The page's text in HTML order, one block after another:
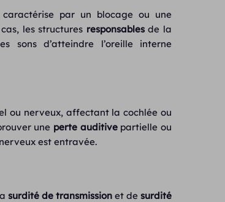
par un blocage ou une
les structures responsablesde la
sons d’atteindre l’oreille interne
ou nerveux, affectant la cochlée ou
une perte auditivepartielle ou
est entravée.
surdité de transmissionet desurdité